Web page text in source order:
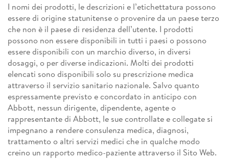
I nomi dei prodotti, le descrizioni e l’etichettatura possono
essere di origine statunitense o provenire da un paese terzo
che non è il paese di residenza dell’utente. I prodotti
possono non essere disponibili in tutti i paesi o possono
essere disponibili con un marchio diverso, in diversi
dosaggi, o per diverse indicazioni. Molti dei prodotti
elencati sono disponibili solo su prescrizione medica
attraverso il servizio sanitario nazionale. Salvo quanto
espressamente previsto e concordato in anticipo con
Abbott, nessun dirigente, dipendente, agente o
rappresentante di Abbott, le sue controllate e collegate si
impegnano a rendere consulenza medica, diagnosi,
trattamento o altri servizi medici che in qualche modo
creino un rapporto medico-paziente attraverso il Sito Web.